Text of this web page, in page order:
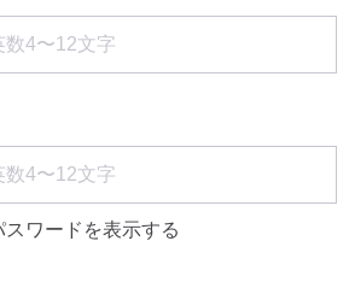
スワードを表示する